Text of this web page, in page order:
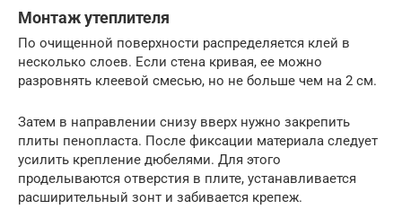
Монтаж утеплителя
По очищенной поверхности распределяется клей в
несколько слоев. Если стена кривая, ее можно
разровнять клеевой смесью, но не больше чем на 2 см.
Затем в направлении снизу вверх нужно закрепить
плиты пенопласта. После фиксации материала следует
усилить крепление дюбелями. Для этого
проделываются отверстия в плите, устанавливается
расширительный зонт и забивается крепеж.